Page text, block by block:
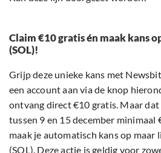
Claim €10 gratis én maak kans
(SOL)!
Grijp deze unieke kans met
een account aan via de knop
ontvang direct €10 gratis. Maar
tussen 9 en 15 december minimaal
maak je automatisch kans op maar
(SOL). Deze actie is geldig voor